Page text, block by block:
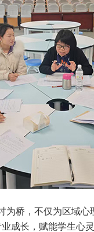
为桥，不仅为区域
成长，赋能学生心